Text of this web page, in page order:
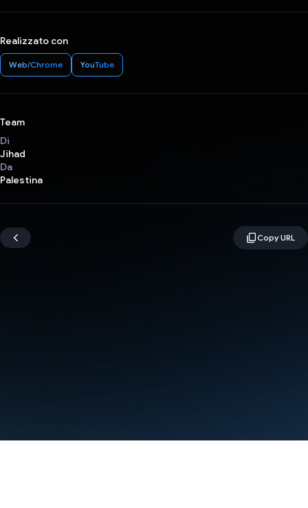
Realizzato con
Web/Chrome YouTube
Team
Di
Jihad
Da
Palestina